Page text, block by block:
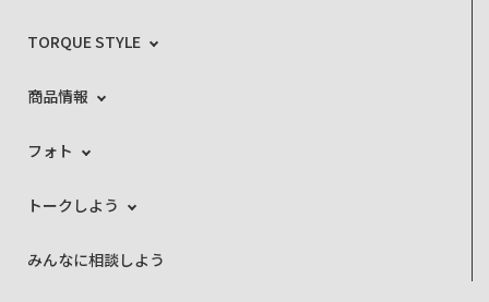
TORQUE STYLE
商品情報
フォト
トークしよう
みんなに相談しよう